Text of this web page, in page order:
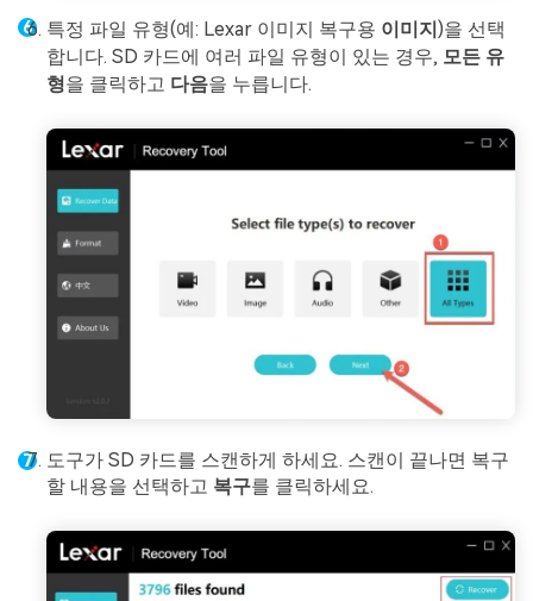
특정 파일 유형(예: Lexar 이미지 복구용 이미지 )을 선택
합니다. SD 카드에 여러 파일 유형이 있는 경우, 모든 유
형을 클릭하고 다음을 누릅니다.
도구가 SD 카드를 스캔하게 하세요. 스캔이 끝나면 복구
할 내용을 선택하고 복구를 클릭하세요.